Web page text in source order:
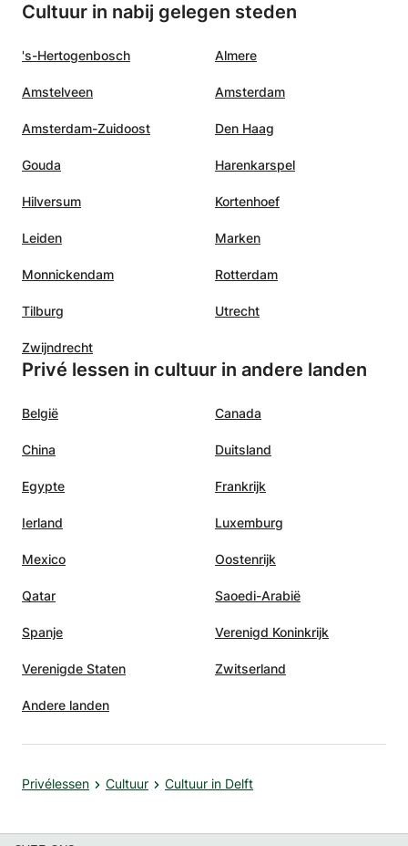
Cultuur in nabij gelegen steden
's-Hertogenbosch Almere
Amstelveen Amsterdam
Amsterdam-Zuidoost Den Haag
Gouda Harenkarspel
Hilversum Kortenhoef
Leiden Marken
Monnickendam Rotterdam
Tilburg Utrecht
Zwijndrecht
Privé lessen in cultuur in andere landen
België Canada
China Duitsland
Egypte Frankrijk
Ierland Luxemburg
Mexico Oostenrijk
Qatar Saoedi-Arabië
Spanje Verenigd Koninkrijk
Verenigde Staten Zwitserland
Andere landen
Privélessen Cultuur Cultuur in Delft